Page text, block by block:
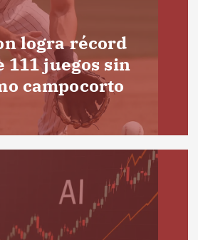
logra récord
111 juegos sin
campocorto